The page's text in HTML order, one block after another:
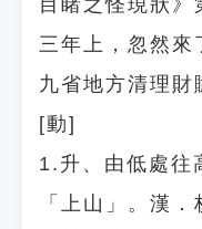
目睹之怪現狀
三年上，忽然來
九省地方清理財
[動]
1.升、由低處往
「上山」。漢